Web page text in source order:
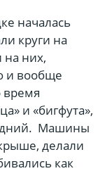
началась
круги на
на них,
и вообще
и «бигфута»,
Машины
делали
как